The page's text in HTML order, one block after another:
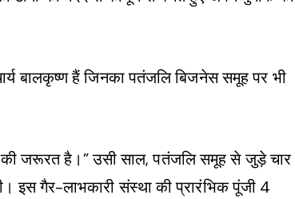
बालकृष्ण हैं जिनका पतंजलि बिजनेस समूह पर भी
जरूरत है।” उसी साल, पतंजलि समूह से जुड़े चार
इस गैर-लाभकारी संस्था की प्रारंभिक पूंजी 4